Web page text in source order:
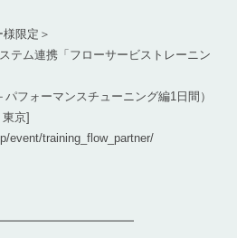
限定＞
テム連携「フローサービストレーニン
フォーマンスチューニング編1日間）
京]
event/training_flow_partner/